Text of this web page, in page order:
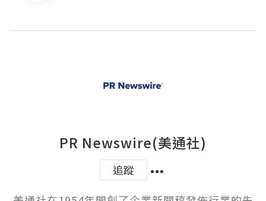
PR Newswire(美通社)
追蹤